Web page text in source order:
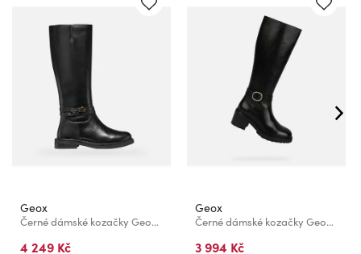
Geox
Černé dámské kozačky Geox Serilda
4 249 Kč
Geox
Černé dámské kozačky Geox Damiana
3 994 Kč